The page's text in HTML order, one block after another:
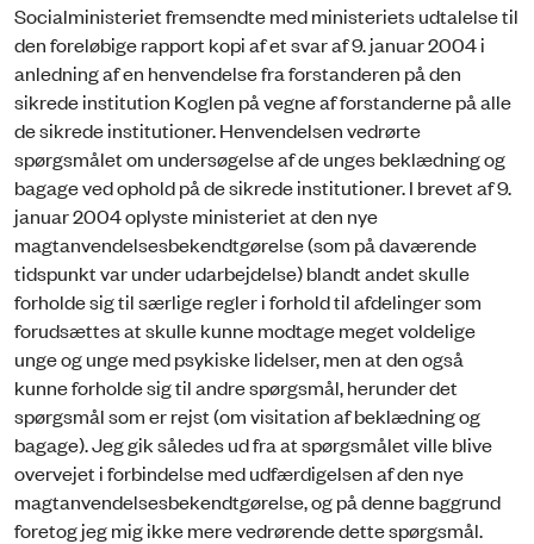
Socialministeriet fremsendte med ministeriets udtalelse til
den foreløbige rapport kopi af et svar af 9. januar 2004 i
anledning af en henvendelse fra forstanderen på den
sikrede institution Koglen på vegne af forstanderne på alle
de sikrede institutioner. Henvendelsen vedrørte
spørgsmålet om undersøgelse af de unges beklædning og
bagage ved ophold på de sikrede institutioner. I brevet af 9.
januar 2004 oplyste ministeriet at den nye
magtanvendelsesbekendtgørelse (som på daværende
tidspunkt var under udarbejdelse) blandt andet skulle
forholde sig til særlige regler i forhold til afdelinger som
forudsættes at skulle kunne modtage meget voldelige
unge og unge med psykiske lidelser, men at den også
kunne forholde sig til andre spørgsmål, herunder det
spørgsmål som er rejst (om visitation af beklædning og
bagage). Jeg gik således ud fra at spørgsmålet ville blive
overvejet i forbindelse med udfærdigelsen af den nye
magtanvendelsesbekendtgørelse, og på denne baggrund
foretog jeg mig ikke mere vedrørende dette spørgsmål.